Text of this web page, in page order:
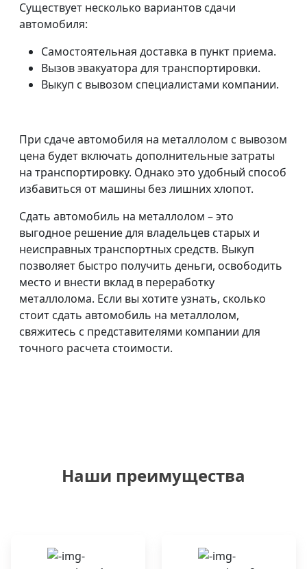
Существует несколько вариантов сдачи
автомобиля:
Самостоятельная доставка в пункт приема.
Вызов эвакуатора для транспортировки.
Выкуп с вывозом специалистами компании.
При сдаче автомобиля на металлолом с вывозом
цена будет включать дополнительные затраты
на транспортировку. Однако это удобный способ
избавиться от машины без лишних хлопот.
Сдать автомобиль на металлолом – это
выгодное решение для владельцев старых и
неисправных транспортных средств. Выкуп
позволяет быстро получить деньги, освободить
место и внести вклад в переработку
металлолома. Если вы хотите узнать, сколько
стоит сдать автомобиль на металлолом,
свяжитесь с представителями компании для
точного расчета стоимости.
Наши преимущества